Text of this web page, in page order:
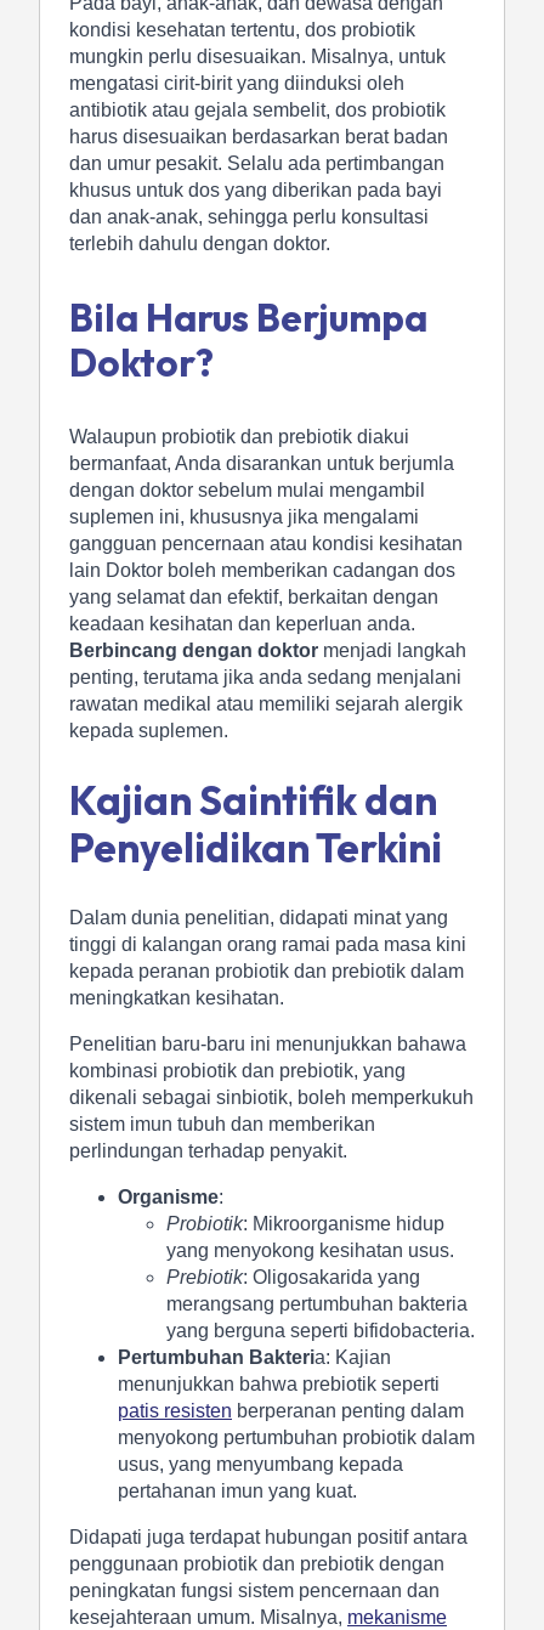
kondisi kesehatan tertentu, dos probiotik
mungkin perlu disesuaikan. Misalnya, untuk
mengatasi cirit-birit yang diinduksi oleh
antibiotik atau gejala sembelit, dos probiotik
harus disesuaikan berdasarkan berat badan
dan umur pesakit. Selalu ada pertimbangan
khusus untuk dos yang diberikan pada bayi
dan anak-anak, sehingga perlu konsultasi
terlebih dahulu dengan doktor.
Bila Harus Berjumpa
Doktor?
Walaupun probiotik dan prebiotik diakui
bermanfaat, Anda disarankan untuk berjumla
dengan doktor sebelum mulai mengambil
suplemen ini, khususnya jika mengalami
gangguan pencernaan atau kondisi kesihatan
lain Doktor boleh memberikan cadangan dos
yang selamat dan efektif, berkaitan dengan
keadaan kesihatan dan keperluan anda.
Berbincang dengan doktor menjadi langkah
penting, terutama jika anda sedang menjalani
rawatan medikal atau memiliki sejarah alergik
kepada suplemen.
Kajian Saintifik dan
Penyelidikan Terkini
Dalam dunia penelitian, didapati minat yang
tinggi di kalangan orang ramai pada masa kini
kepada peranan probiotik dan prebiotik dalam
meningkatkan kesihatan.
Penelitian baru-baru ini menunjukkan bahawa
kombinasi probiotik dan prebiotik, yang
dikenali sebagai sinbiotik, boleh memperkukuh
sistem imun tubuh dan memberikan
perlindungan terhadap penyakit.
Organisme:
Probiotik: Mikroorganisme hidup
yang menyokong kesihatan usus.
Prebiotik: Oligosakarida yang
merangsang pertumbuhan bakteria
yang berguna seperti bifidobacteria.
Pertumbuhan Bakteria: Kajian
menunjukkan bahwa prebiotik seperti
patis resisten berperanan penting dalam
menyokong pertumbuhan probiotik dalam
usus, yang menyumbang kepada
pertahanan imun yang kuat.
Didapati juga terdapat hubungan positif antara
penggunaan probiotik dan prebiotik dengan
peningkatan fungsi sistem pencernaan dan
kesejahteraan umum. Misalnya, mekanisme